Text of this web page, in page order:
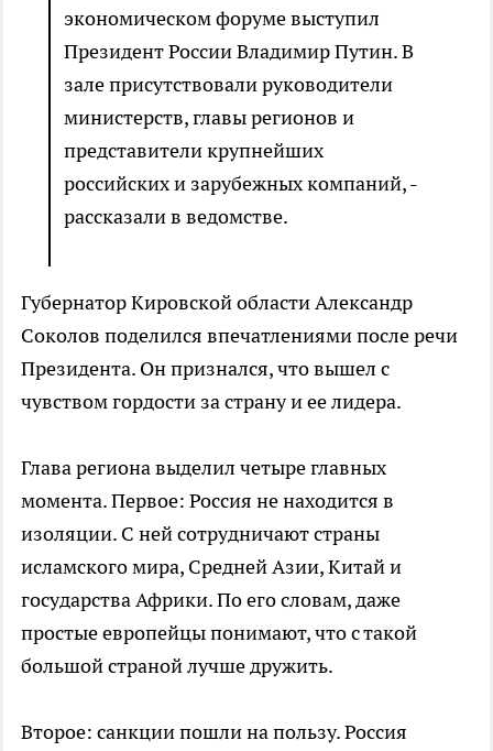
экономическом форуме выступил
Президент России Владимир Путин. В
зале присутствовали руководители
министерств, главы регионов и
представители крупнейших
российских и зарубежных компаний, -
рассказали в ведомстве.
Губернатор Кировской области Александр
Соколов поделился впечатлениями после речи
Президента. Он признался, что вышел с
чувством гордости за страну и ее лидера.
Глава региона выделил четыре главных
момента. Первое: Россия не находится в
изоляции. С ней сотрудничают страны
исламского мира, Средней Азии, Китай и
государства Африки. По его словам, даже
простые европейцы понимают, что с такой
большой страной лучше дружить.
Второе: санкции пошли на пользу. Россия